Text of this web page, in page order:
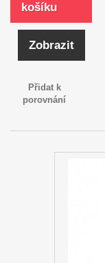
košíku
Zobrazit
Přidat k
porovnání